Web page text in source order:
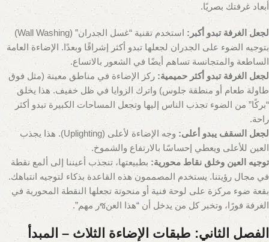
أبعاد غرفتك بصريًا.
لجعل الغرفة تبدو أكبر:
استخدم تقنية “غسل الجدران” (Wall Washing)
بتوجيه الضوء على الجدران لجعلها تبدو أكثر إشراقًا وبعدًا. الإضاءة العامة
الساطعة والمتجانسة تساهم أيضًا في الشعور بالاتساع.
لجعل الغرفة تبدو أكثر حميمية: ركز الإضاءة في مناطق معينة (مثل فوق
طاولة طعام أو منطقة جلوس) واترك الزوايا في ظل خفيف. هذا يخلق
“بركًا” من الضوء تجذب الناس إليها وتجعل المساحات الكبيرة تبدو أكثر
راحة.
لجعل السقف يبدو أعلى:
وجه الإضاءة لأعلى (Uplighting). هذا يجذب
العين للأعلى ويعطي إحساسًا بالارتفاع والشموخ.
توجيه العين وخلق نقاط محورية: بطبيعتها، تنجذب أعيننا إلى ألمع نقطة
في مجال رؤيتنا. يستخدم المصممون هذه القاعدة بذكاء لتوجيه انتباهك.
بقعة ضوء مركزة على لوحة فنية أو منحوتة تجعلها النقطة المحورية في
الغرفة فورًا، وتخبر كل من يدخل أن “هذا العنซر مهم”.
الفصل الثاني: طبقات الإضاءة الثلاث – المبدأ